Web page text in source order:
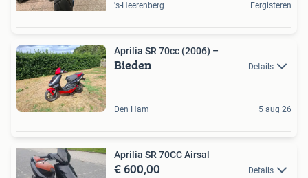
's-Heerenberg Eergisteren
Aprilia SR 70cc (2006) –
Bieden Details
Den Ham 5 aug 26
Aprilia SR 70CC Airsal
€ 600,00 Details